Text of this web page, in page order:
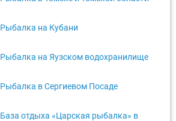
Рыбалка на Кубани
Рыбалка на Яузском водохранилище
Рыбалка в Сергиевом Посаде
База отдыха «Царская рыбалка» в